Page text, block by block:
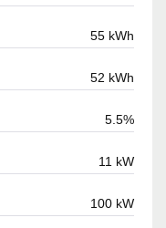
55 kWh
52 kWh
5.5%
11 kW
100 kW